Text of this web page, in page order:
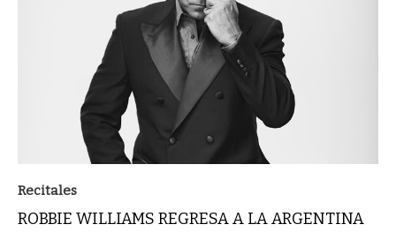
Recitales
ROBBIE WILLIAMS REGRESA A LA ARGENTINA